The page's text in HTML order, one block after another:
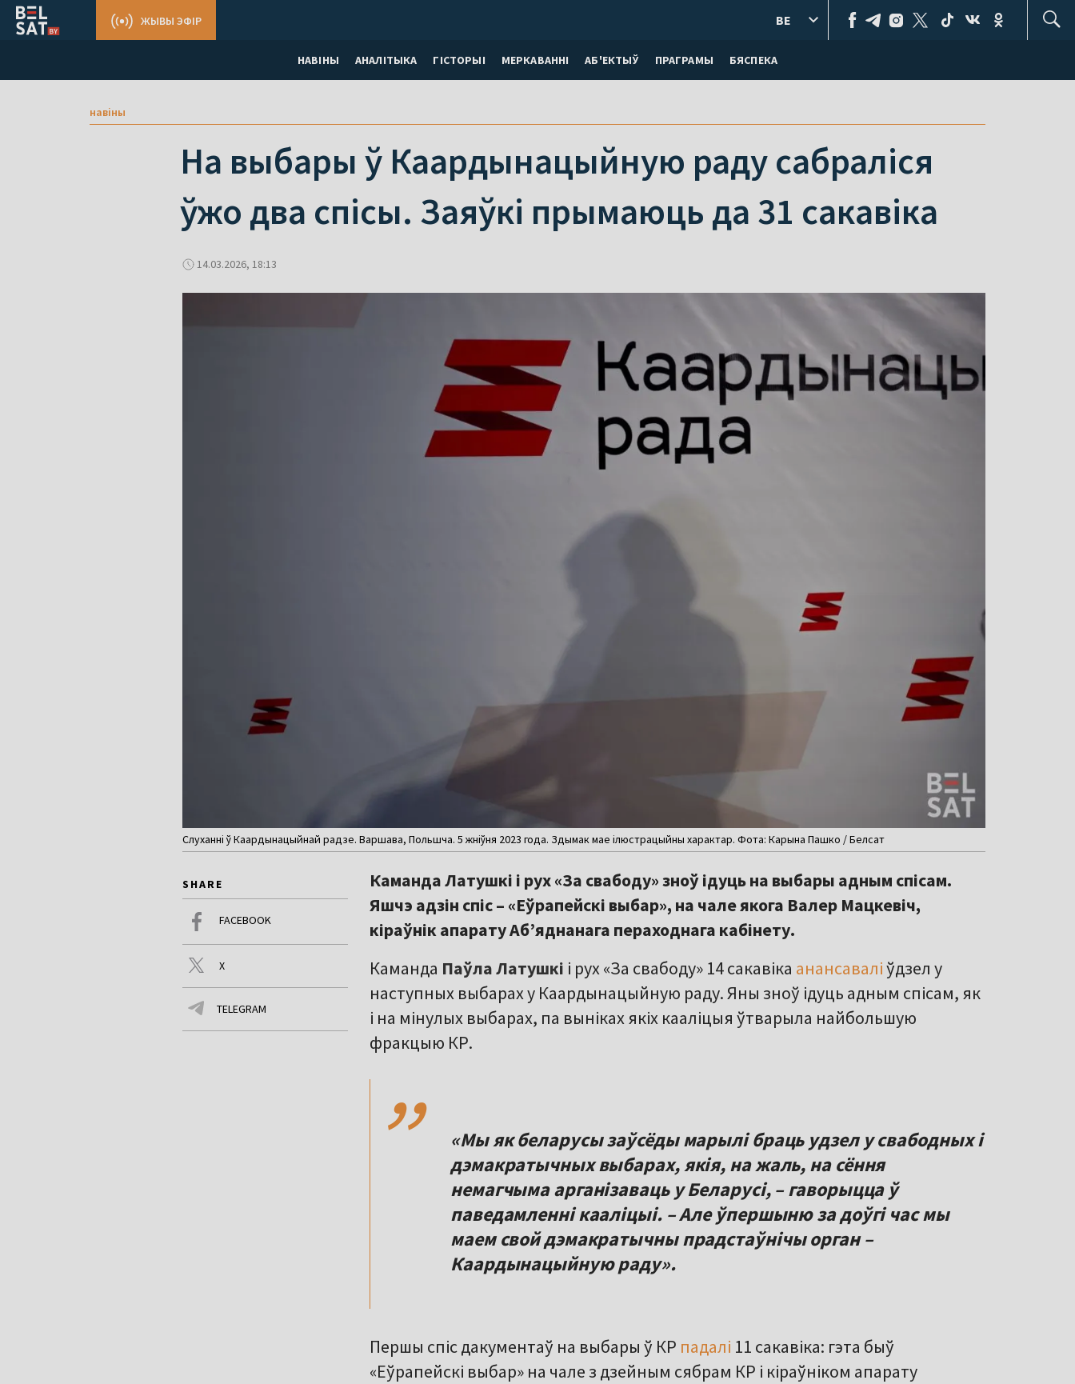
НАВІНЫ АНАЛІТЫКА ГІСТОРЫІ МЕРКАВАННI АБ'ЕКТЫЎ ПРАГРАМЫ БЯСПЕКА
ЖЫВЫ ЭФІР BE
навіны
На выбары ў Каардынацыйную раду сабраліся
ўжо два спісы. Заяўкі прымаюць да 31 сакавіка
14.03.2026, 18:13
Слуханні ў Каардынацыйнай радзе. Варшава, Польшча. 5 жніўня 2023 года. Здымак мае ілюстрацыйны характар. Фота: Карына Пашко / Белсат
SHARE
FACEBOOK
X
TELEGRAM
Каманда Латушкі і рух «За свабоду» зноў ідуць на выбары адным спісам.
Яшчэ адзін спіс – «Еўрапейскі выбар», на чале якога Валер Мацкевіч,
кіраўнік апарату Аб’яднанага пераходнага кабінету.
Каманда Паўла Латушкі і рух «За свабоду» 14 сакавіка анансаваліўдзел у
наступных выбарах у Каардынацыйную раду. Яны зноў ідуць адным спісам, як
і на мінулых выбарах, па выніках якіх кааліцыя ўтварыла найбольшую
фракцыю КР.
,,
«Мы як беларусы заўсёды марылі браць удзел у свабодных і
дэмакратычных выбарах, якія, на жаль, на сёння
немагчыма арганізаваць у Беларусі, – гаворыцца ў
паведамленні кааліцыі. – Але ўпершыню за доўгі час мы
маем свой дэмакратычны прадстаўнічы орган –
Каардынацыйную раду».
Першы спіс дакументаў на выбары ў КР падалі 11 сакавіка: гэта быў
«Еўрапейскі выбар» на чале з дзейным сябрам КР і кіраўніком апарату